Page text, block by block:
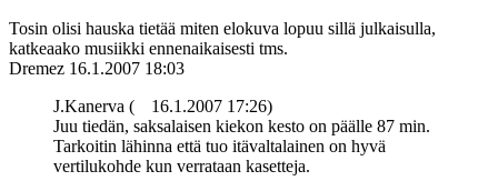
Tosin olisi hauska tietää miten elokuva lopuu sillä julkaisulla,
katkeaako musiikki ennenaikaisesti tms.
Dremez 16.1.2007 18:03
J.Kanerva (
16.1.2007 17:26)
Juu tiedän, saksalaisen kiekon kesto on päälle 87 min.
Tarkoitin lähinna että tuo itävaltalainen on hyvä
vertilukohde kun verrataan kasetteja.